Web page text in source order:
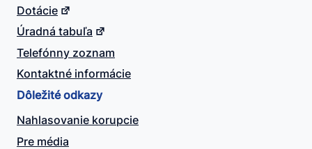
Dotácie
Úradná tabuľa
Telefónny zoznam
Kontaktné informácie
Dôležité odkazy
Nahlasovanie korupcie
Pre média